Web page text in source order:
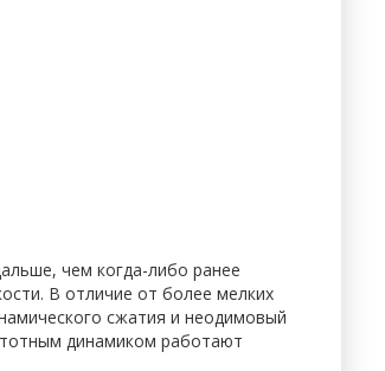
чем когда-либо ранее
В отличие от более мелких
сжатия и неодимовый
динамиком работают